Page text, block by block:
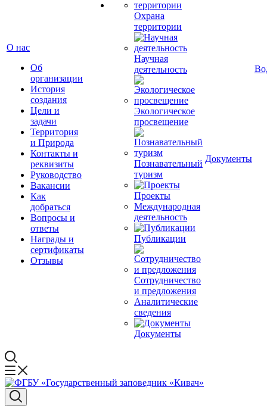
О нас
Об
организации
История
создания
Цели и
задачи
Территория
и Природа
Контакты и
реквизиты
Руководство
Вакансии
Как
добраться
Вопросы и
ответы
Награды и
сертификаты
Отзывы
Охрана
территории
Научная
деятельность
Экологическое
просвещение
Познавательный
туризм
Проекты
Международная
деятельность
Публикации
Сотрудничество
и предложения
Аналитические
сведения
Документы
Документы